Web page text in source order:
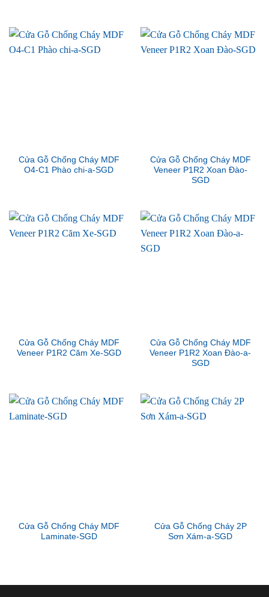
Cửa Gỗ Chống Cháy MDF
O4-C1 Phào chi-a-SGD
Cửa Gỗ Chống Cháy MDF
Veneer P1R2 Xoan Đào-
SGD
Cửa Gỗ Chống Cháy MDF
Veneer P1R2 Căm Xe-SGD
Cửa Gỗ Chống Cháy MDF
Veneer P1R2 Xoan Đào-a-
SGD
Cửa Gỗ Chống Cháy MDF
Laminate-SGD
Cửa Gỗ Chống Cháy 2P
Sơn Xám-a-SGD